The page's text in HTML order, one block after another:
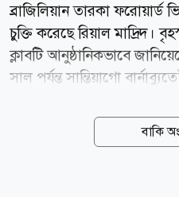
ব্রাজিলিয়ান তারকা ফরোয়ার্ড
চুক্তি করেছে রিয়াল মাদ্রিদ।
ক্লাবটি আনুষ্ঠানিকভাবে
সাল পর্যন্ত সান্তিয়াগো
অন্যতম প্রধান ভরসা হয়ে ওঠা
প্রিমিয়ার লিগের ক্লাব
বাকি